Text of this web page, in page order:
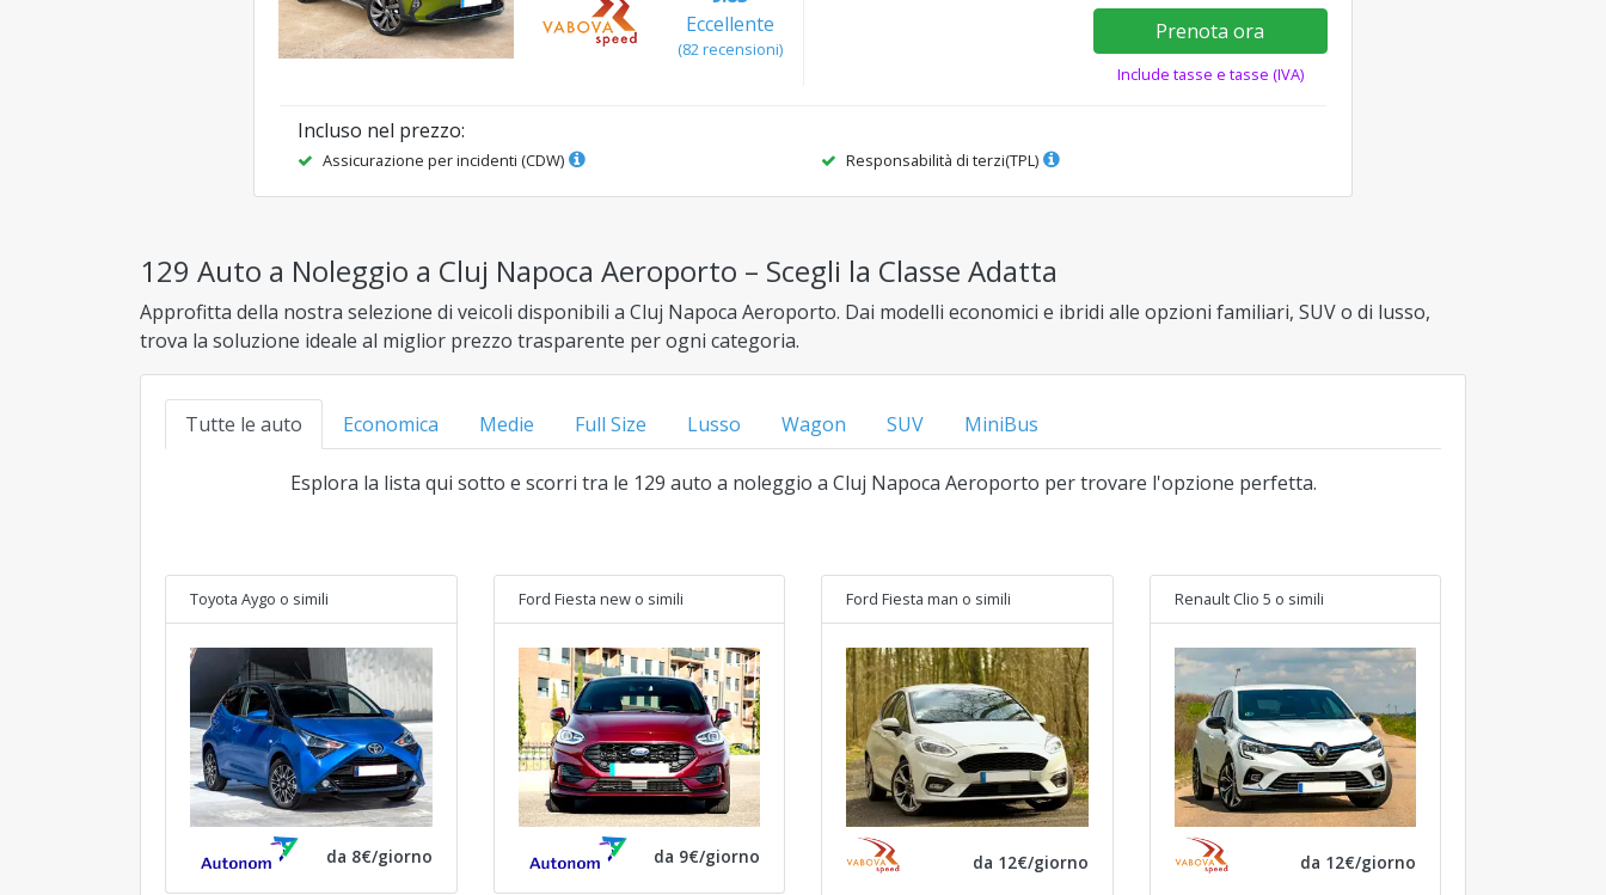
Eccellente
(82recensioni)
Prenota ora
Include tasse e tasse (IVA)
Incluso nel prezzo:
Assicurazione per incidenti (CDW) Responsabilità di terzi(TPL)
129 Auto a Noleggio a Cluj Napoca Aeroporto – Scegli la Classe Adatta
Approfitta della nostra selezione di veicoli disponibili a Cluj Napoca Aeroporto. Dai modelli economici e ibridi alle opzioni familiari, SUV o di lusso,
trova la soluzione ideale al miglior prezzo trasparente per ogni categoria.
Tutte le auto Economica Medie Full Size Lusso Wagon SUV MiniBus
Esplora la lista qui sotto e scorri tra le 129 auto a noleggio a Cluj Napoca Aeroporto per trovare l'opzione perfetta.
Toyota Aygo o simili
da 8€/giorno
Ford Fiesta new o simili
da 9€/giorno
Ford Fiesta man o simili
da 12€/giorno
Renault Clio 5 o simili
da 12€/giorno